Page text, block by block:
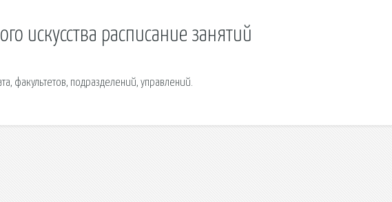
искусства расписание занятий
факультетов, подразделений, управлений.